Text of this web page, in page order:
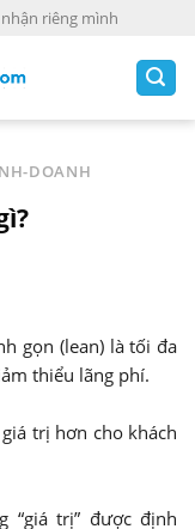
riêng mình
DOANH
gọn (lean) là tối đa
thiểu lãng phí.
trị hơn cho khách
“giá trị” được định